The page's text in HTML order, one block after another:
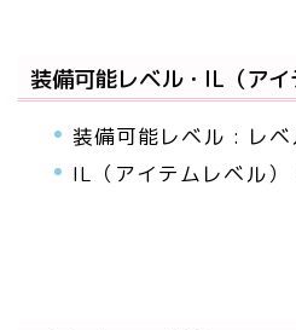
装備可能レベル・IL（アイ
装備可能レベル : レ
IL（アイテムレベル